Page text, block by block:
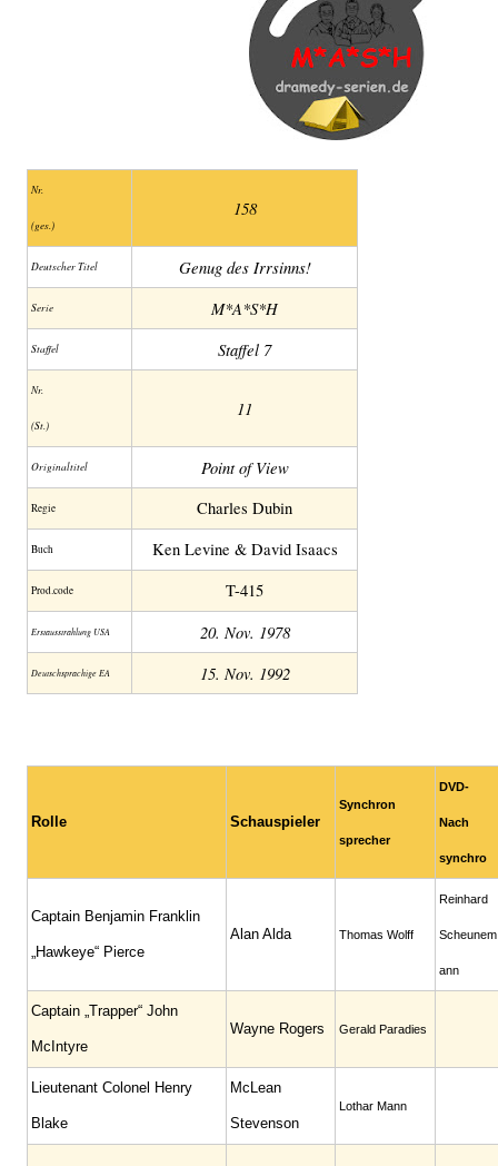
Nr.
(ges.)
158
Deutscher Titel Genug des Irrsinns!
Serie M*A*S*H
Staffel Staffel 7
Nr.
(St.)
11
Original­titel Point of View
Regie Charles Dubin
Buch Ken Levine & David Isaacs
Prod.code T-415
Erstaus­strahlung USA 20. Nov. 1978
Deutsch­sprachige EA 15. Nov. 1992
Rolle Schauspieler
Synchron
sprecher
DVD-
Nach
synchro
Captain Benjamin Franklin
„Hawkeye“ Pierce
Alan Alda Thomas Wolff
Reinhard
Scheunem
ann
Captain „Trapper“ John
McIntyre
Wayne Rogers Gerald Paradies
Lieutenant Colonel Henry
Blake
McLean
Stevenson
Lothar Mann